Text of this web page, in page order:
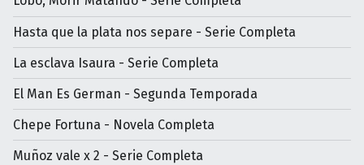
Hasta que la plata nos separe - Serie Completa
La esclava Isaura - Serie Completa
El Man Es German - Segunda Temporada
Chepe Fortuna - Novela Completa
Muñoz vale x 2 - Serie Completa